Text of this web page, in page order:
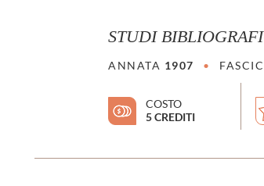
STUDI
ANNATA 1907 •
COSTO
5 CREDITI